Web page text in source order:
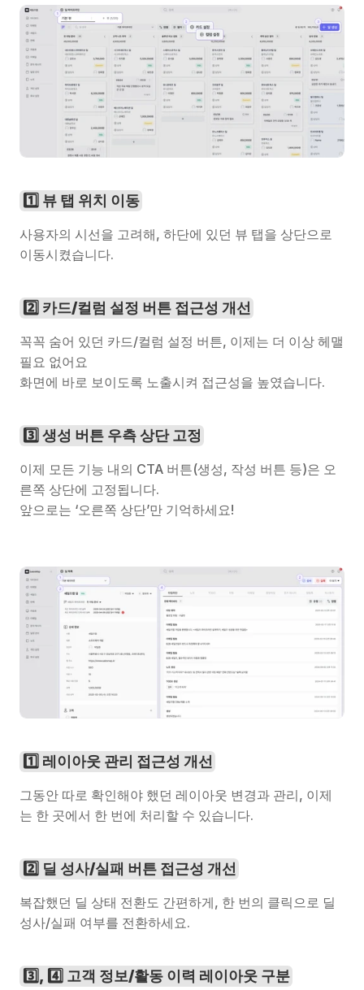
1️⃣ 뷰 탭 위치 이동
사용자의 시선을 고려해, 하단에 있던 뷰 탭을 상단으로
이동시켰습니다.
2️⃣ 카드/컬럼 설정 버튼 접근성 개선
꼭꼭 숨어 있던 카드/컬럼 설정 버튼, 이제는 더 이상 헤맬
필요 없어요
화면에 바로 보이도록 노출시켜 접근성을 높였습니다.
3️⃣ 생성 버튼 우측 상단 고정
이제 모든 기능 내의 CTA 버튼(생성, 작성 버튼 등)은 오
른쪽 상단에 고정됩니다.
앞으로는 ‘오른쪽 상단’만 기억하세요!
1️⃣ 레이아웃 관리 접근성 개선
그동안 따로 확인해야 했던 레이아웃 변경과 관리, 이제
는 한 곳에서 한 번에 처리할 수 있습니다.
2️⃣ 딜 성사/실패 버튼 접근성 개선
복잡했던 딜 상태 전환도 간편하게, 한 번의 클릭으로 딜
성사/실패 여부를 전환하세요.
3️⃣, 4️⃣ 고객 정보/활동 이력 레이아웃 구분